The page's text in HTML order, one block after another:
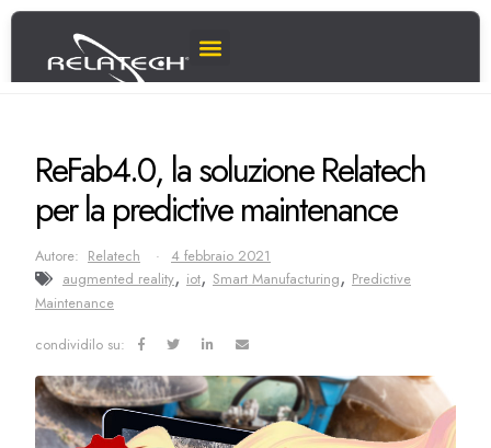
ReFab4.0, la soluzione Relatech
per la predictive maintenance
Autore: Relatech
4 febbraio 2021
augmented reality, iot, Smart Manufacturing, Predictive
Maintenance
condividilo su: